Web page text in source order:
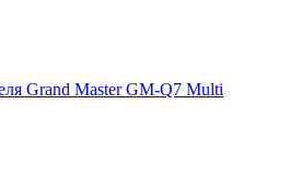
Grand Master GM-Q7 Multi